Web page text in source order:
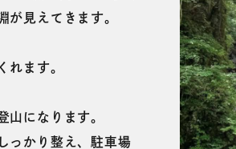
が見えてきます。
れます。
山になります。
っかり整え、駐車場